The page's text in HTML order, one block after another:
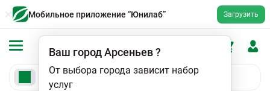
Мобильное приложение “Юнилаб” Загрузить
Ваш городАрсеньев?
От выбора города зависит набор
услуг